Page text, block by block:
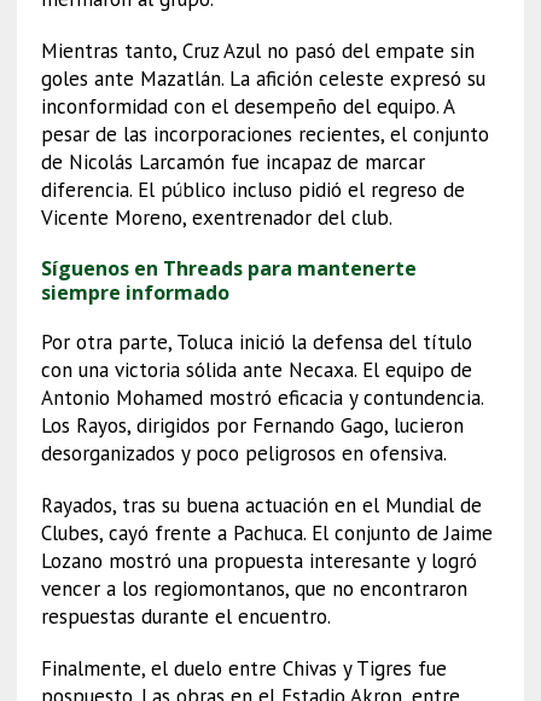
Mientras tanto, Cruz Azul no pasó del empate sin
goles ante Mazatlán. La afición celeste expresó su
inconformidad con el desempeño del equipo. A
pesar de las incorporaciones recientes, el conjunto
de Nicolás Larcamón fue incapaz de marcar
diferencia. El público incluso pidió el regreso de
Vicente Moreno, exentrenador del club.
Síguenos en Threads para mantenerte
siempre informado
Por otra parte, Toluca inició la defensa del título
con una victoria sólida ante Necaxa. El equipo de
Antonio Mohamed mostró eficacia y contundencia.
Los Rayos, dirigidos por Fernando Gago, lucieron
desorganizados y poco peligrosos en ofensiva.
Rayados, tras su buena actuación en el Mundial de
Clubes, cayó frente a Pachuca. El conjunto de Jaime
Lozano mostró una propuesta interesante y logró
vencer a los regiomontanos, que no encontraron
respuestas durante el encuentro.
Finalmente, el duelo entre Chivas y Tigres fue